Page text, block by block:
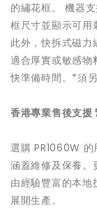
的繡花框。 機器
框尺寸並顯示可用
此外，快拆式磁力
適合厚實或敏感物
快準備時間。*須
香港專業售後支援
選購 PR1060W
涵蓋維修及保養。
由經驗豐富的本地
展開生產。